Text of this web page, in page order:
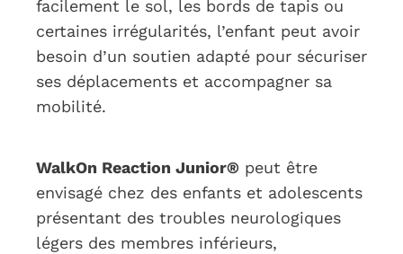
facilement le sol, les bords de tapis ou
certaines irrégularités, l’enfant peut avoir
besoin d’un soutien adapté pour sécuriser
ses déplacements et accompagner sa
mobilité.
WalkOn Reaction Junior® peut être
envisagé chez des enfants et adolescents
présentant des troubles neurologiques
légers des membres inférieurs,